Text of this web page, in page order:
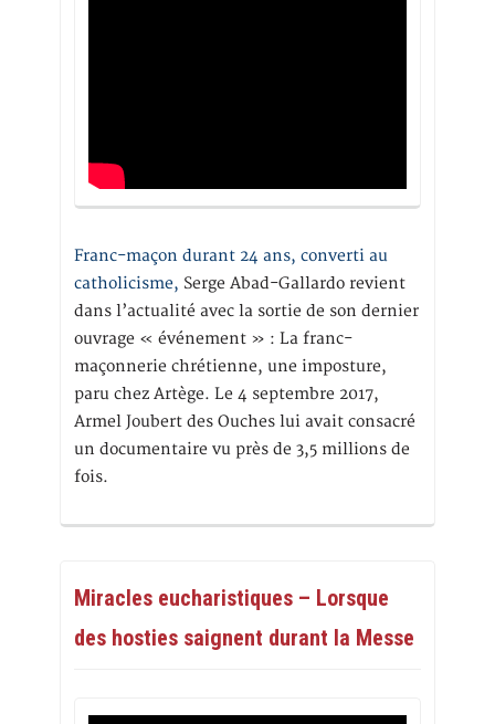
Franc-maçon durant 24 ans, converti au
catholicisme, Serge Abad-Gallardo revient
dans l’actualité avec la sortie de son dernier
ouvrage « événement » : La franc-
maçonnerie chrétienne, une imposture,
paru chez Artège. Le 4 septembre 2017,
Armel Joubert des Ouches lui avait consacré
un documentaire vu près de 3,5 millions de
fois.
Miracles eucharistiques – Lorsque
des hosties saignent durant la Messe